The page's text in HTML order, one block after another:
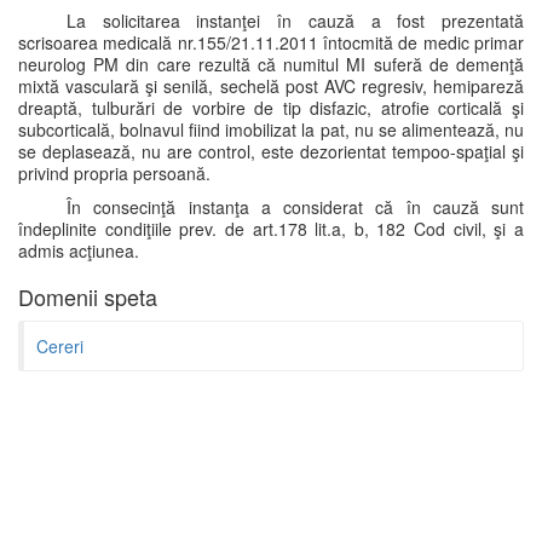
La solicitarea instanţei în cauză a fost prezentată
scrisoarea medicală nr.155/21.11.2011 întocmită de medic primar
neurolog PM din care rezultă că numitul MI suferă de demenţă
mixtă vasculară şi senilă, sechelă post AVC regresiv, hemipareză
dreaptă, tulburări de vorbire de tip disfazic, atrofie corticală şi
subcorticală, bolnavul fiind imobilizat la pat, nu se alimentează, nu
se deplasează, nu are control, este dezorientat tempoo-spaţial şi
privind propria persoană.
În consecinţă instanţa a considerat că în cauză sunt
îndeplinite condiţiile prev. de art.178 lit.a, b, 182 Cod civil, şi a
admis acţiunea.
Domenii speta
Cereri